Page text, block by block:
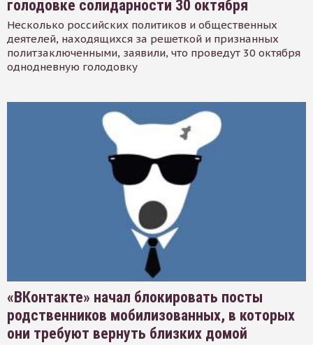
голодовке солидарности 30 октября
Несколько российских политиков и общественных
деятелей, находящихся за решеткой и признанных
политзаключенными, заявили, что проведут 30 октября
однодневную голодовку
«ВКонтакте» начал блокировать посты
родственников мобилизованных, в которых
они требуют вернуть близких домой